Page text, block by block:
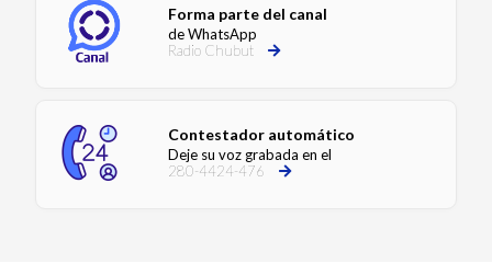
Forma parte del canal
de WhatsApp
Radio Chubut
Contestador automático
Deje su voz grabada en el
280-4424-476